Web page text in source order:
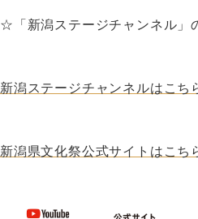
☆「新潟ステージチャンネル」
新潟ステージチャンネルはこち
新潟県文化祭公式サイトはこち